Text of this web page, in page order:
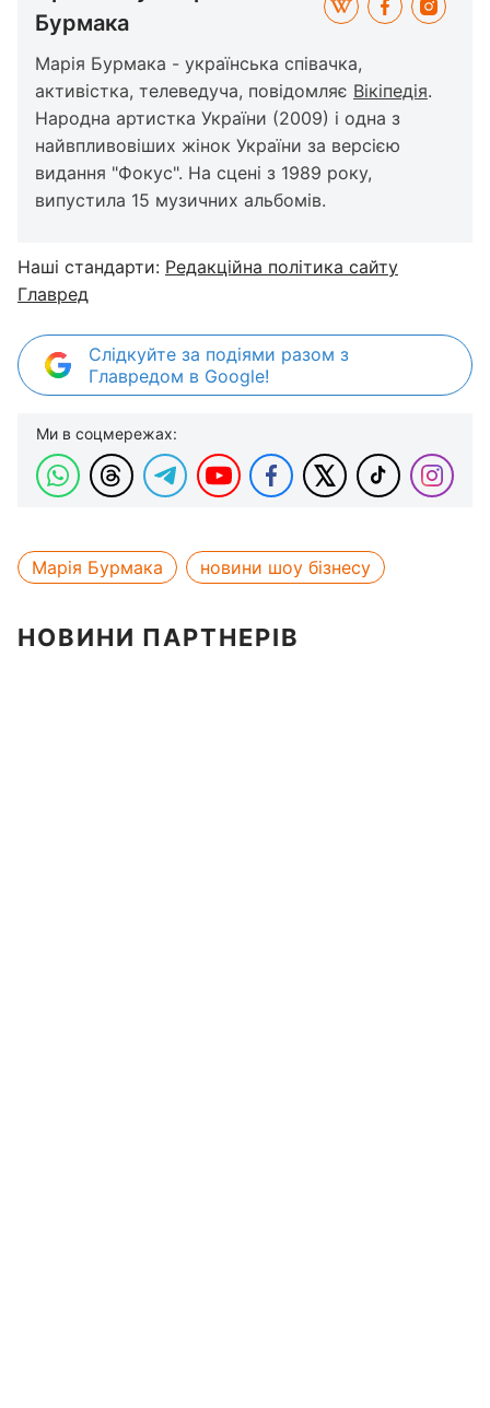
Бурмака
Марія Бурмака - українська співачка,
активістка, телеведуча, повідомляє Вікіпедія.
Народна артистка України (2009) і одна з
найвпливовіших жінок України за версією
видання "Фокус". На сцені з 1989 року,
випустила 15 музичних альбомів.
Наші стандарти: Редакційна політика сайту
Главред
Слідкуйте за подіями разом з
Главредом в Google!
Ми в соцмережах:
Марія Бурмака новини шоу бізнесу
НОВИНИ ПАРТНЕРІВ